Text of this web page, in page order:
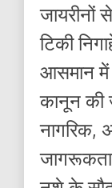
जायरीनों
टिकी
आसमान में
कानून की
नागरिक,
जागरूकता